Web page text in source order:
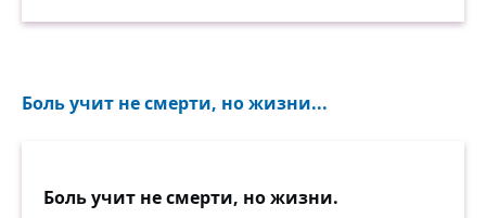
Боль учит не смерти, но жизни...
Боль учит не смерти, но жизни.